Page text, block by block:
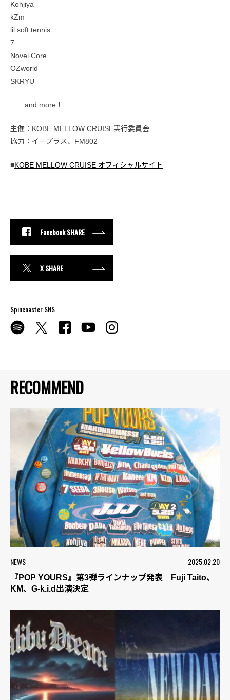
RECOMMEND
NEWS 2025.02.20
『POP YOURS』第3弾ラインナップ発表 Fuji Taito、
KM、G-k.i.d出演決定
Kohjiya
kZm
lil soft tennis
7
Novel Core
OZworld
SKRYU
……and more！
主催：KOBE MELLOW CRUISE実行委員会
協力：イープラス、FM802
■KOBE MELLOW CRUISE オフィシャルサイト
Facebook SHARE
X SHARE
Spincoaster SNS